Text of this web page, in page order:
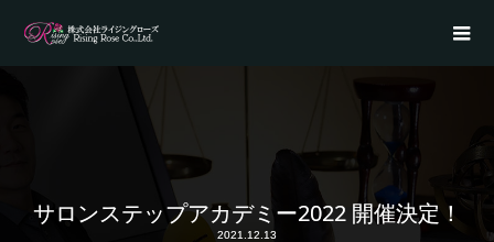
サロンステップアカデミー2022 開催決定！
2021.12.13